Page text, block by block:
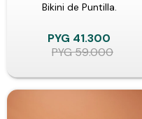
Bikini de Puntilla.
PYG 41.300
PYG59.000